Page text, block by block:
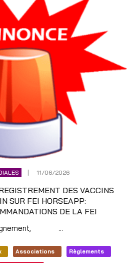
11/06/2026
DES VACCINS
SUR FEI HORSEAPP:
DE LA FEI
...
Associations Règlements